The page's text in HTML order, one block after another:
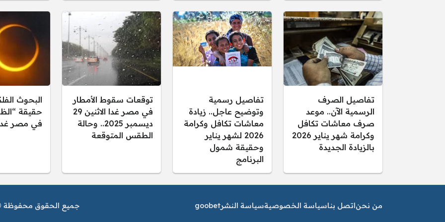
تفاصيل الصرف
الرسمية الآن.. موعد
صرف معاشات تكافل
وكرامة شهر يناير 2026
بالزيادة الجديدة
تفاصيل رسمية
وتوضيح عاجل.. زيادة
معاشات تكافل وكرامة
2026 لشهر يناير
وحقيقة شمول
البرنامج
توقعات سقوط الأمطار
في مصر غدا الاثنين 29
ديسمبر 2025.. وحالة
الطقس المتوقعة
البحوث
حقيقة
في مصر
من نحناتصل بناسياسة الخصوصيةسياسة النشرgoobet جميع الحقوق محفوظة ©